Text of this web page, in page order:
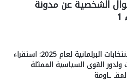
الشخصية عن مدونة
خارطة الانتخابات البرلمانية لعام 2025: استقراء
ولدور القوى السياسية الممثلة
ـاومة